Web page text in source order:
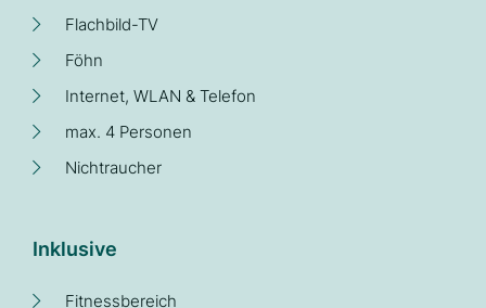
Flachbild-TV
Föhn
Internet, WLAN & Telefon
max. 4 Personen
Nichtraucher
Inklusive
Fitnessbereich